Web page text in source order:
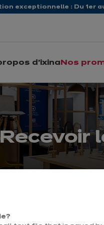
exceptionnelle : Du 1er
d'ixina Nos